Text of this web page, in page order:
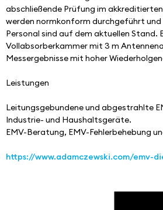
abschließende Prüfung im
werden normkonform durchgeführt und
Personal sind auf dem aktuellen Stand.
Vollabsorberkammer mit 3 m
Messergebnisse mit hoher
Leistungen
Leitungsgebundene und abgestrahlte
Industrie- und Haushaltsgeräte.
EMV-Beratung, EMV-Fehlerbehebung
https://www.adamczewski.com/emv-